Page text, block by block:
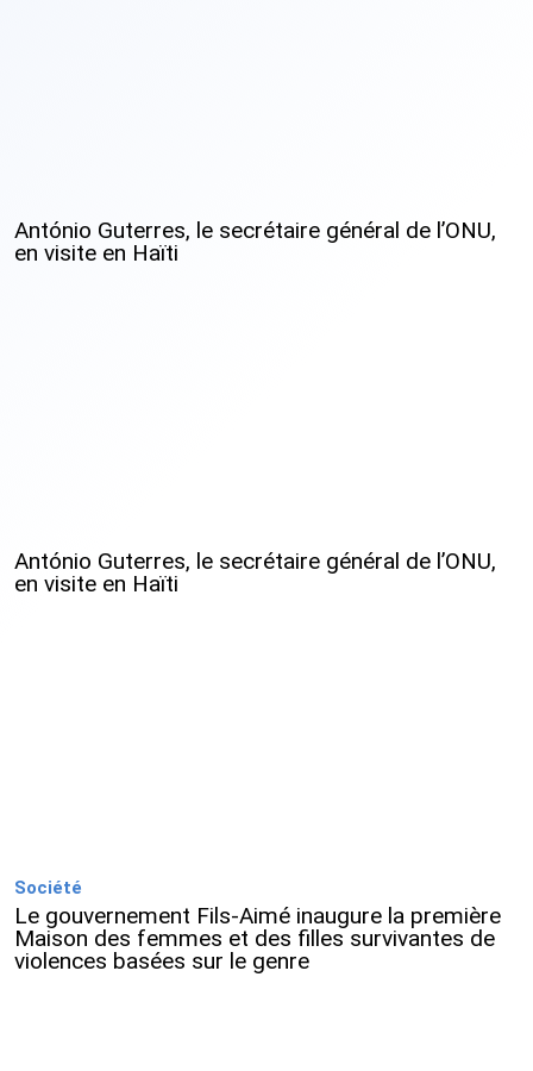
António Guterres, le secrétaire général de l’ONU,
en visite en Haïti
António Guterres, le secrétaire général de l’ONU,
en visite en Haïti
Société
Le gouvernement Fils-Aimé inaugure la première
Maison des femmes et des filles survivantes de
violences basées sur le genre